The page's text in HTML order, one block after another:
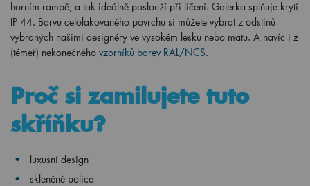
horním rampě, a tak ideálně poslouží při líčení. Galerka splňuje krytí
IP 44. Barvu celolakovaného povrchu si můžete vybrat z odstínů
vybraných našimi designéry ve vysokém lesku nebo matu. A navíc i z
(témeř) nekonečného vzorníků barev RAL/NCS.
Proč si zamilujete tuto
skříňku?
luxusní design
skleněné police